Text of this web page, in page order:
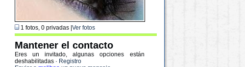
1 fotos, 0 privadas | Ver fotos
Mantener el contacto
Eres un invitado, algunas opciones están
deshabilitadas · Registro